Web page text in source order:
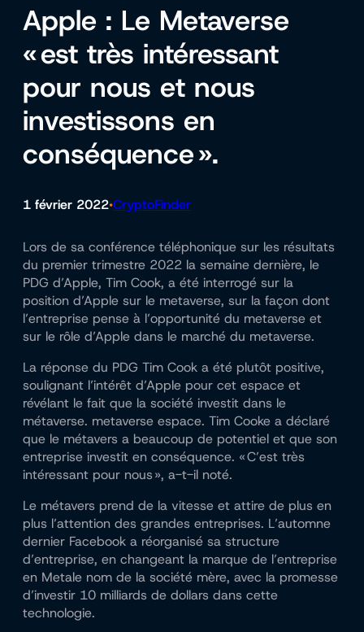
Apple : Le Metaverse
« est très intéressant
pour nous et nous
investissons en
conséquence ».
1 février 2022•CryptoFinder
Lors de sa conférence téléphonique sur les résultats
du premier trimestre 2022 la semaine dernière, le
PDG d’Apple, Tim Cook, a été interrogé sur la
position d’Apple sur le metaverse, sur la façon dont
l’entreprise pense à l’opportunité du metaverse et
sur le rôle d’Apple dans le marché du metaverse.
La réponse du PDG Tim Cook a été plutôt positive,
soulignant l’intérêt d’Apple pour cet espace et
révélant le fait que la société investit dans le
métaverse. metaverse espace. Tim Cooke a déclaré
que le métavers a beaucoup de potentiel et que son
entreprise investit en conséquence. « C’est très
intéressant pour nous », a-t-il noté.
Le métavers prend de la vitesse et attire de plus en
plus l’attention des grandes entreprises. L’automne
dernier Facebook a réorganisé sa structure
d’entreprise, en changeant la marque de l’entreprise
en Metale nom de la société mère, avec la promesse
d’investir 10 milliards de dollars dans cette
technologie.